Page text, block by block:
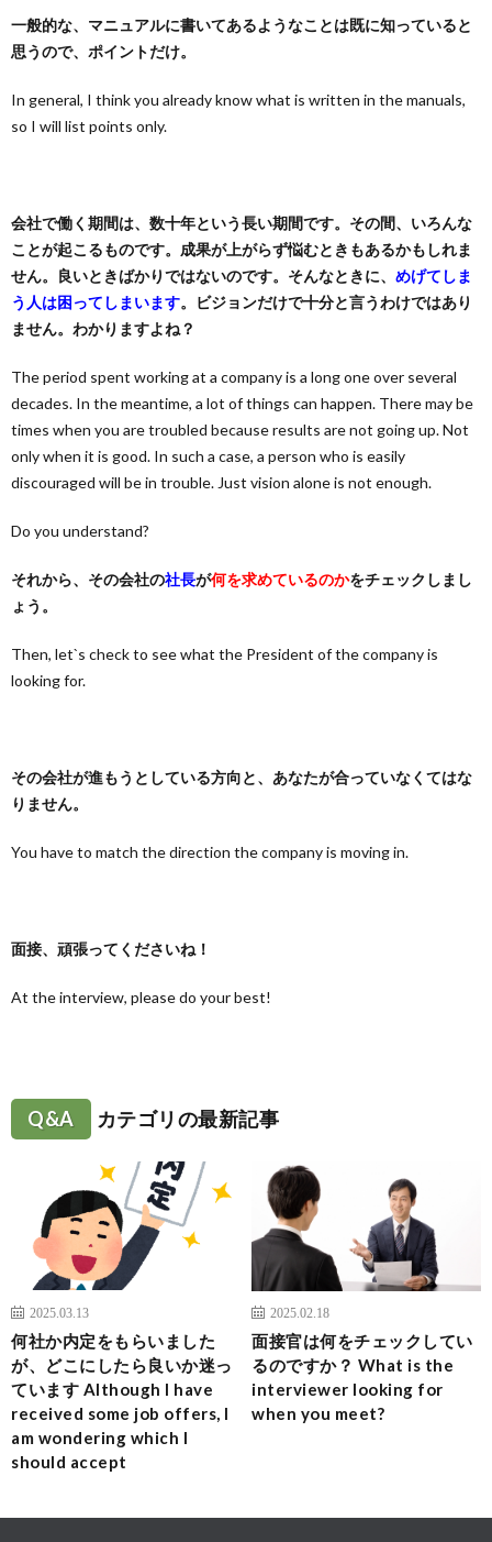
一般的な、マニュアルに書いてあるようなことは既に知っていると
思うので、ポイントだけ。
In general, I think you already know what is written in the manuals,
so I will list points only.
会社で働く期間は、数十年という長い期間です。その間、いろんな
ことが起こるものです。成果が上がらず悩むときもあるかもしれま
せん。良いときばかりではないのです。そんなときに、 めげてしま
う人は困ってしまいます。ビジョンだけで十分と言うわけではあり
ません。わかりますよね？
The period spent working at a company is a long one over several
decades. In the meantime, a lot of things can happen. There may be
times when you are troubled because results are not going up. Not
only when it is good. In such a case, a person who is easily
discouraged will be in trouble. Just vision alone is not enough.
Do you understand?
それから、その会社の社長が何を求めているのかをチェックしまし
ょう。
Then, let`s check to see what the President of the company is
looking for.
その会社が進もうとしている方向と、あなたが合っていなくてはな
りません。
You have to match the direction the company is moving in.
面接、頑張ってくださいね！
At the interview, please do your best!
Q&A カテゴリの最新記事
2025.03.13
何社か内定をもらいました
が、どこにしたら良いか迷っ
ています Although I have
received some job offers, I
am wondering which I
should accept
2025.02.18
面接官は何をチェックしてい
るのですか？ What is the
interviewer looking for
when you meet?